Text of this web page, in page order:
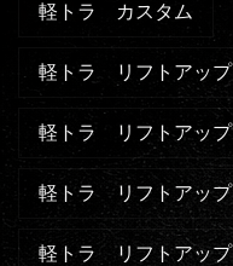
軽トラ カスタム
軽トラ リフトアッ
軽トラ リフトアッ
軽トラ リフトアッ
軽トラ リフトアッ